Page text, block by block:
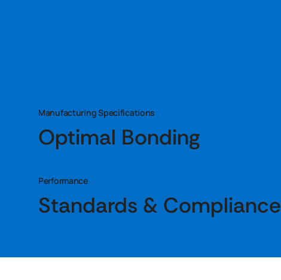
Manufacturing Specifications
Optimal Bonding
Performance
Standards & Compliance